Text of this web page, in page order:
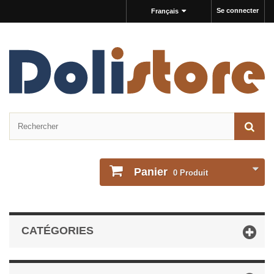
Se connecter
Français
Panier 0 Produit
CATÉGORIES